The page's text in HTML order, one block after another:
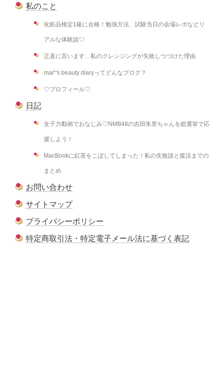
私のこと
化粧品検定1級に合格！勉強方法、試験当日の会場レポなどリ
アルな体験談♡
正直に言います…私のクレンジングが失敗しつづけた理由
mai*'s beauty diaryってどんなブログ？
♡プロフィール♡
日記
女子力動画でおなじみ♡NMB48の吉田朱里ちゃんを総選挙で応
援しよう！
MacBookに紅茶をこぼしてしまった！私の失敗談と復活までの
まとめ
お問い合わせ
サイトマップ
プライバシーポリシー
特定商取引法・特定電子メール法に基づく表記